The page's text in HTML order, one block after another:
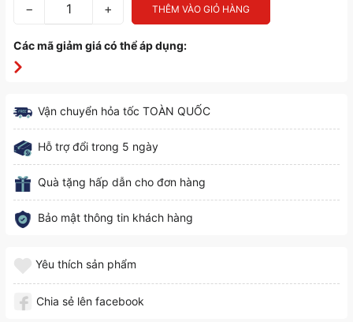
− + THÊM VÀO GIỎ HÀNG
Các mã giảm giá có thể áp dụng:
Vận chuyển hỏa tốc TOÀN QUỐC
Hỗ trợ đổi trong 5 ngày
Quà tặng hấp dẫn cho đơn hàng
Bảo mật thông tin khách hàng
Yêu thích sản phẩm
Chia sẻ lên facebook